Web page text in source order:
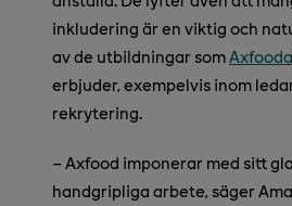
inkludering är en viktig och
av de utbildningar som
erbjuder, exempelvis inom
rekrytering.
– Axfood imponerar med sitt
handgripliga arbete, säger